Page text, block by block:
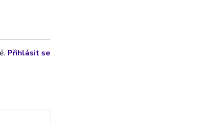
Přihlásit se